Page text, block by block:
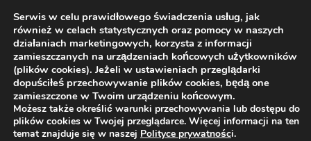
Serwis w celu prawidłowego świadczenia usług, jak
również w celach statystycznych oraz pomocy w naszych
działaniach marketingowych, korzysta z informacji
zamieszczanych na urządzeniach końcowych użytkowników
(plików cookies). Jeżeli w ustawieniach przeglądarki
dopuściłeś przechowywanie plików cookies, będą one
zamieszczone w Twoim urządzeniu końcowym.
Możesz także określić warunki przechowywania lub dostępu do
plików cookies w Twojej przeglądarce. Więcej informacji na ten
temat znajduje się w naszej Polityce prywatności.